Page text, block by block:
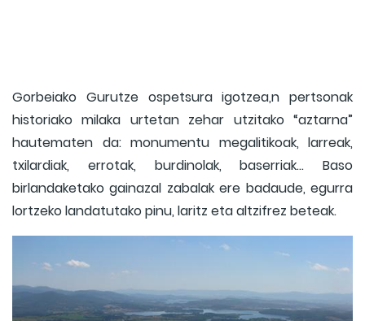
Gorbeiako Gurutze ospetsura igotzea,n pertsonak
historiako milaka urtetan zehar utzitako “aztarna”
hautematen da: monumentu megalitikoak, larreak,
txilardiak, errotak, burdinolak, baserriak… Baso
birlandaketako gainazal zabalak ere badaude, egurra
lortzeko landatutako pinu, laritz eta altzifrez beteak.